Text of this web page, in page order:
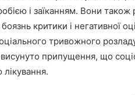
і заїканням. Вони
критики і негативної
тривожного
припущення, що
лікування.